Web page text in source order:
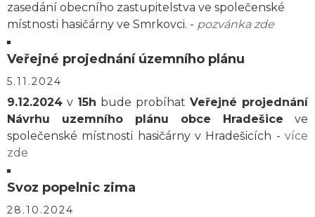
zasedání obecního zastupitelstva ve společenské
místnosti hasičárny ve Smrkovci. - pozvánka zde
Veřejné projednání územního plánu
5.11.2024
9.12.2024 v 15h bude probíhat Veřejné projednání
Návrhu uzemního plánu obce Hradešice ve
společenské místnosti hasičárny v Hradešicích - více
zde
Svoz popelnic zima
28.10.2024